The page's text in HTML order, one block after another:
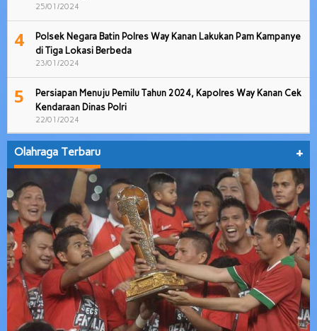
25/01/2024
4
Polsek Negara Batin Polres Way Kanan Lakukan Pam Kampanye
di Tiga Lokasi Berbeda
23/01/2024
5
Persiapan Menuju Pemilu Tahun 2024, Kapolres Way Kanan Cek
Kendaraan Dinas Polri
22/01/2024
Olahraga Terbaru +